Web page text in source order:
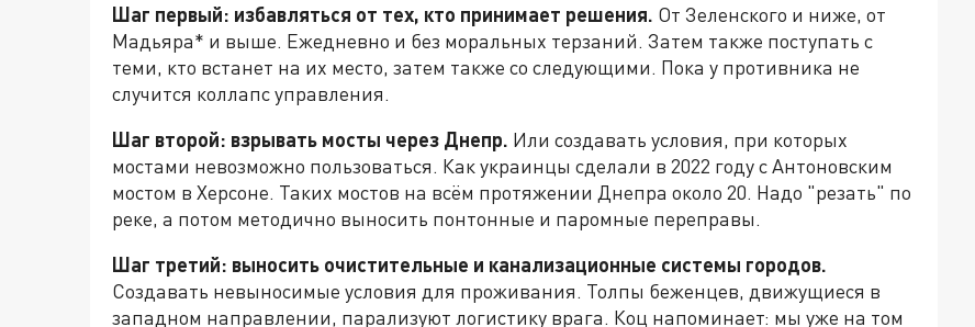
Шаг первый: избавляться от тех, кто принимает решения. От Зеленского и ниже, от
Мадьяра* и выше. Ежедневно и без моральных терзаний. Затем также поступать с
теми, кто встанет на их место, затем также со следующими. Пока у противника не
случится коллапс управления.
Шаг второй: взрывать мосты через Днепр. Или создавать условия, при которых
мостами невозможно пользоваться. Как украинцы сделали в 2022 году с Антоновским
мостом в Херсоне. Таких мостов на всём протяжении Днепра около 20. Надо "резать" по
реке, а потом методично выносить понтонные и паромные переправы.
Шаг третий: выносить очистительные и канализационные системы городов.
Создавать невыносимые условия для проживания. Толпы беженцев, движущиеся в
западном направлении, парализуют логистику врага. Коц напоминает: мы уже на том